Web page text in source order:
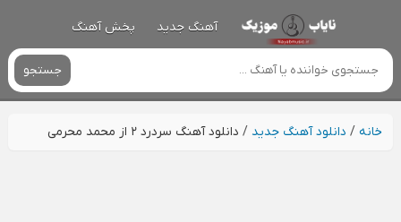
آهنگ جدید پخش آهنگ
جستجو
خانه/ دانلود آهنگ جدید / دانلود آهنگ سردرد ۲ از محمد محرمی